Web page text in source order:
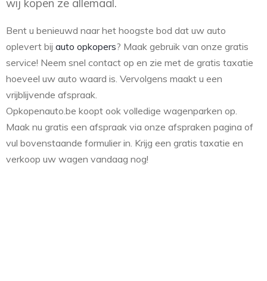
wij kopen ze allemaal.
Bent u benieuwd naar het hoogste bod dat uw auto
oplevert bij auto opkopers? Maak gebruik van onze gratis
service! Neem snel contact op en zie met de gratis taxatie
hoeveel uw auto waard is. Vervolgens maakt u een
vrijblijvende afspraak.
Opkopenauto.be koopt ook volledige wagenparken op.
Maak nu gratis een afspraak via onze afspraken pagina of
vul bovenstaande formulier in. Krijg een gratis taxatie en
verkoop uw wagen vandaag nog!